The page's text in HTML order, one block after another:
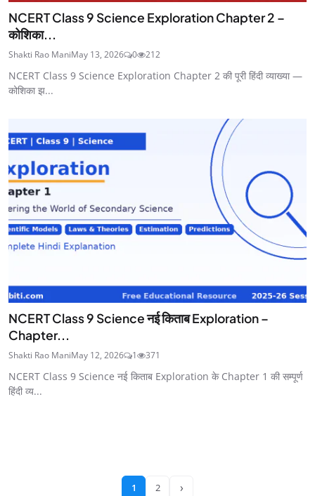
NCERT Class 9 Science Exploration Chapter 2 –
कोशिका...
Shakti Rao ManiMay 13, 2026 0 212
NCERT Class 9 Science Exploration Chapter 2 की पूरी हिंदी व्याख्या —
कोशिका झ...
NCERT Class 9 Science नई किताब Exploration –
Chapter...
Shakti Rao ManiMay 12, 2026 1 371
NCERT Class 9 Science नई किताब Exploration के Chapter 1 की सम्पूर्ण
हिंदी व्य...
1 2 ›